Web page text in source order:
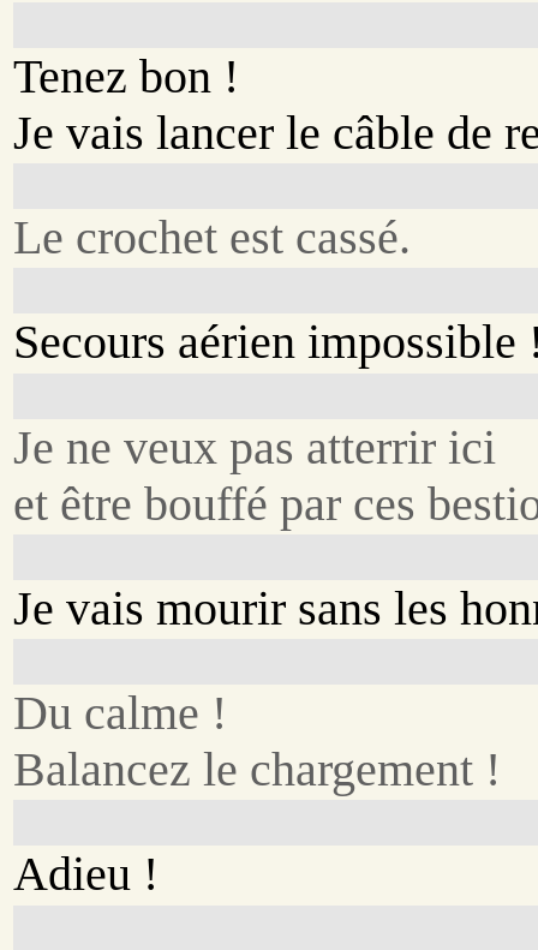
Tenez bon !
Je vais lancer le câble de
Le crochet est cassé.
Secours aérien impossible
Je ne veux pas atterrir ici
et être bouffé par ces
Je vais mourir sans les
Du calme !
Balancez le chargement !
Adieu !